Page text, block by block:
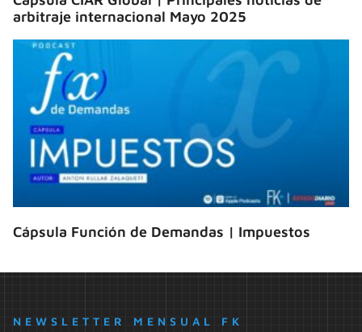
arbitraje internacional Mayo 2025
Cápsula Función de Demandas | Impuestos
NEWSLETTER MENSUAL FK